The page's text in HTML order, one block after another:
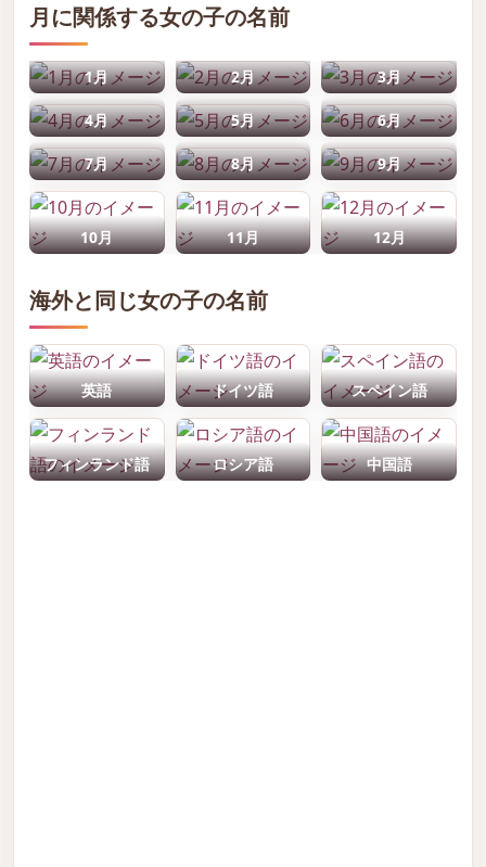
月に関係する女の子の名前
1月 2月 3月
4月 5月 6月
7月 8月 9月
10月 11月 12月
海外と同じ女の子の名前
英語 ドイツ語 スペイン語
フィンランド語 ロシア語 中国語